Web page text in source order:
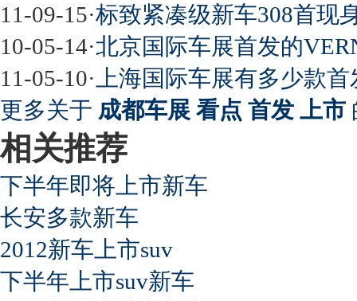
11-09-15·标致紧凑级新车308首现
10-05-14·北京国际车展首发的
11-05-10· 上海国际车展有多少款
更多关于 成都车展 看点 首发 上市
相关推荐
下半年即将上市新车
长安多款新车
2012新车上市suv
下半年上市suv新车